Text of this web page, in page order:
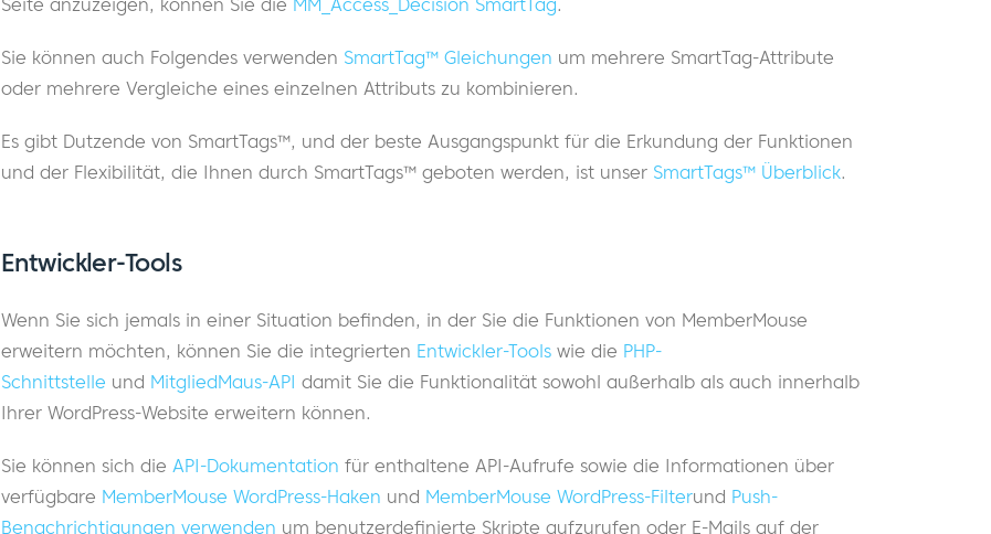
Seite anzuzeigen, können Sie die MM_Access_Decision SmartTag.
Sie können auch Folgendes verwenden SmartTag™ Gleichungen um mehrere SmartTag-Attribute
oder mehrere Vergleiche eines einzelnen Attributs zu kombinieren.
Es gibt Dutzende von SmartTags™, und der beste Ausgangspunkt für die Erkundung der Funktionen
und der Flexibilität, die Ihnen durch SmartTags™ geboten werden, ist unser SmartTags™ Überblick.
Entwickler-Tools
Wenn Sie sich jemals in einer Situation befinden, in der Sie die Funktionen von MemberMouse
erweitern möchten, können Sie die integrierten Entwickler-Toolswie die PHP-
Schnittstelle und MitgliedMaus-API damit Sie die Funktionalität sowohl außerhalb als auch innerhalb
Ihrer WordPress-Website erweitern können.
Sie können sich die API-Dokumentation für enthaltene API-Aufrufe sowie die Informationen über
verfügbare MemberMouse WordPress-Haken und MemberMouse WordPress-Filterund Push-
Benachrichtigungen verwenden um benutzerdefinierte Skripte aufzurufen oder E-Mails auf der